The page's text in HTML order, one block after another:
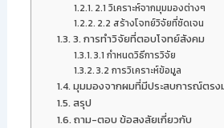
2.1 วิเคราะห์จากมุมมองต่างๆ
2.2 สร้างโจทย์วิจัยที่ชัดเจน
3. การทำวิจัยที่ตอบโจทย์สังคม
3.1 กำหนดวิธีการวิจัย
3.2 การวิเคราะห์ข้อมูล
มุมมองจากผมที่มีประสบการณ์ตรง
สรุป
ถาม-ตอบ ข้อสงสัยเกี่ยวกับ